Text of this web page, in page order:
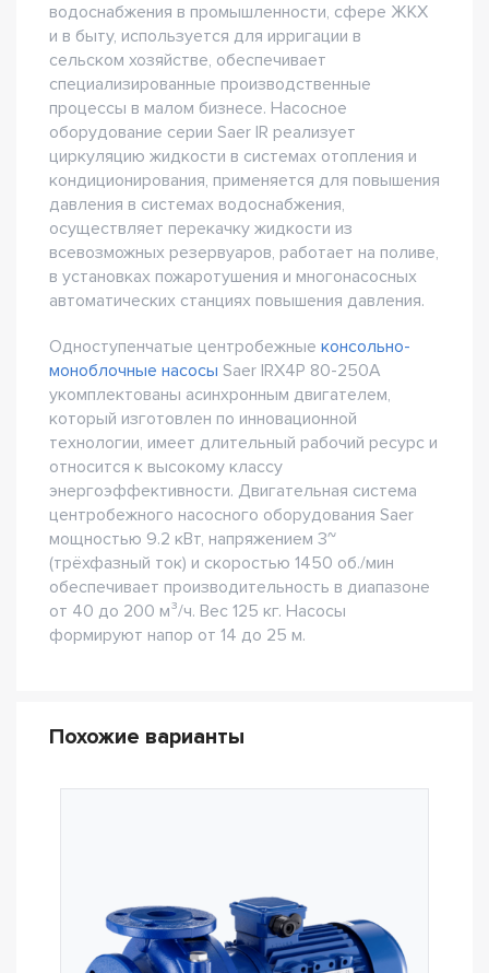
водоснабжения в промышленности, сфере ЖКХ
и в быту, используется для ирригации в
сельском хозяйстве, обеспечивает
специализированные производственные
процессы в малом бизнесе. Насосное
оборудование серии Saer IR реализует
циркуляцию жидкости в системах отопления и
кондиционирования, применяется для повышения
давления в системах водоснабжения,
осуществляет перекачку жидкости из
всевозможных резервуаров, работает на поливе,
в установках пожаротушения и многонасосных
автоматических станциях повышения давления.
Одноступенчатые центробежные консольно-
моноблочные насосы Saer IRX4P 80-250A
укомплектованы асинхронным двигателем,
который изготовлен по инновационной
технологии, имеет длительный рабочий ресурс и
относится к высокому классу
энергоэффективности. Двигательная система
центробежного насосного оборудования Saer
мощностью 9.2 кВт, напряжением 3~
(трёхфазный ток) и скоростью 1450 об./мин
обеспечивает производительность в диапазоне
от 40 до 200 м³/ч. Вес 125 кг. Насосы
формируют напор от 14 до 25 м.
Похожие варианты